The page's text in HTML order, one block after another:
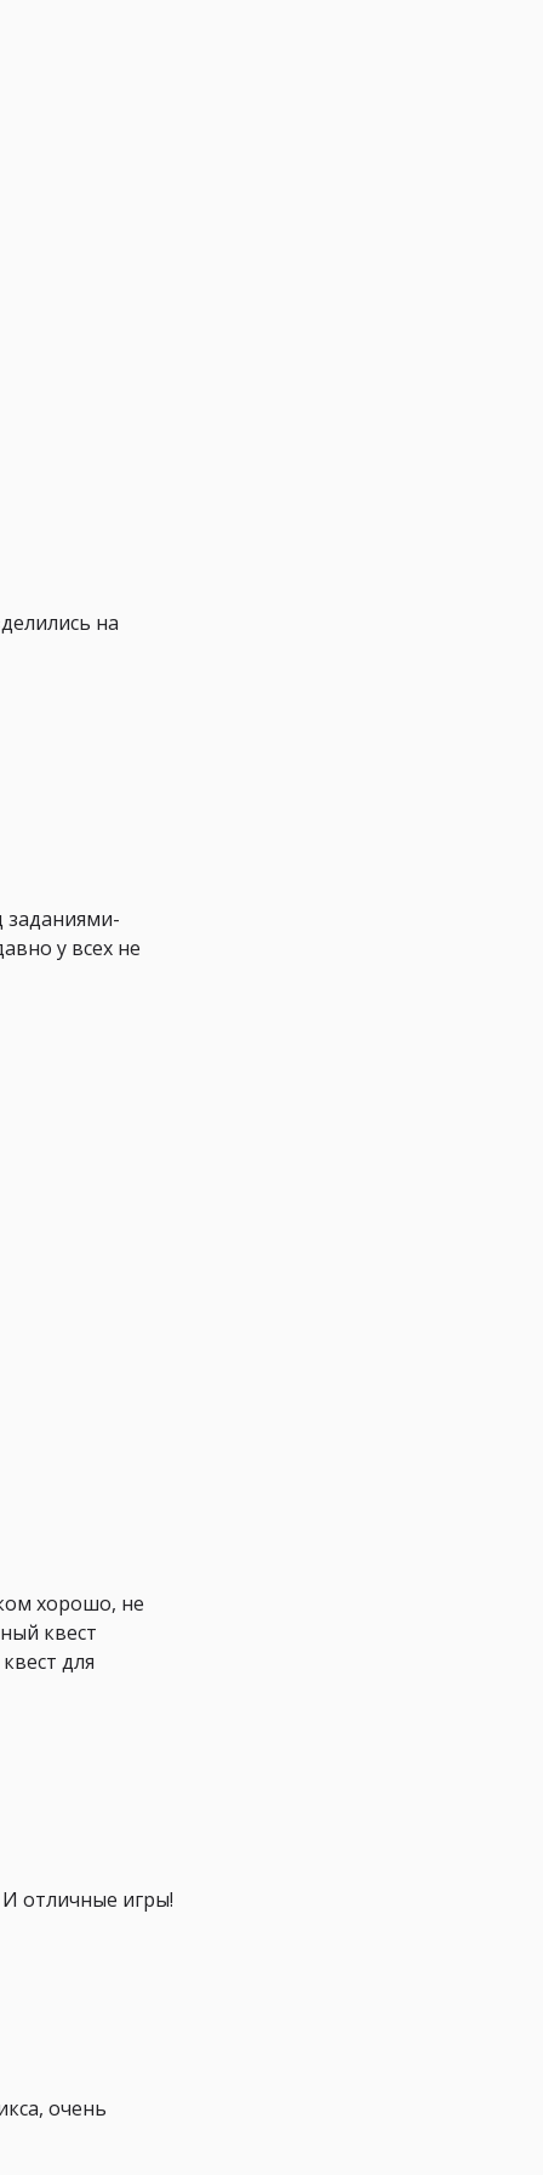
на
заданиями-
у всех не
хорошо, не
квест
для
отличные игры!
очень